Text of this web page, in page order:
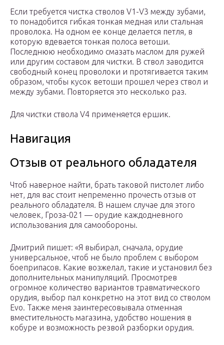
Если требуется чистка стволов V1-V3 между зубами,
то понадобится гибкая тонкая медная или стальная
проволока. На одном ее конце делается петля, в
которую вдевается тонкая полоса ветоши.
Последнюю необходимо смазать маслом для ружей
или другим составом для чистки. В ствол заводится
свободный конец проволоки и протягивается таким
образом, чтобы кусок ветоши прошел через ствол и
между зубами. Повторяется это несколько раз.
Для чистки ствола V4 применяется ершик.
Навигация
Отзыв от реального обладателя
Чтоб наверное найти, брать таковой пистолет либо
нет, для вас стоит непременно прочесть отзыв от
реального обладателя. В нашем случае для этого
человек, Гроза-021 — орудие каждодневного
использования для самообороны.
Дмитрий пишет: «Я выбирал, сначала, орудие
универсальное, чтоб не было проблем с выбором
боеприпасов. Какие возжелал, такие и установил без
дополнительных манипуляций. Просмотрев
огромное количество вариантов травматического
орудия, выбор пал конкретно на этот вид со стволом
Evo. Также меня заинтересовывала отменная
вместительность магазина, удобство ношения в
кобуре и возможность резвой разборки орудия.